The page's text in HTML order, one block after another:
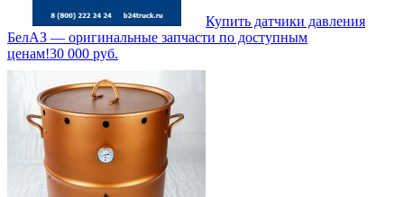
Купить датчики давления
БелАЗ — оригинальные запчасти по доступным
ценам!30 000 руб.